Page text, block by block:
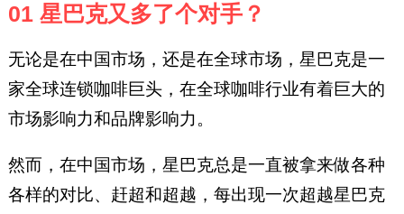
01 星巴克又多了个对手？
无论是在中国市场，还是在全球市场，星巴克是一
家全球连锁咖啡巨头，在全球咖啡行业有着巨大的
市场影响力和品牌影响力。
然而，在中国市场，星巴克总是一直被拿来做各种
各样的对比、赶超和超越，每出现一次超越星巴克